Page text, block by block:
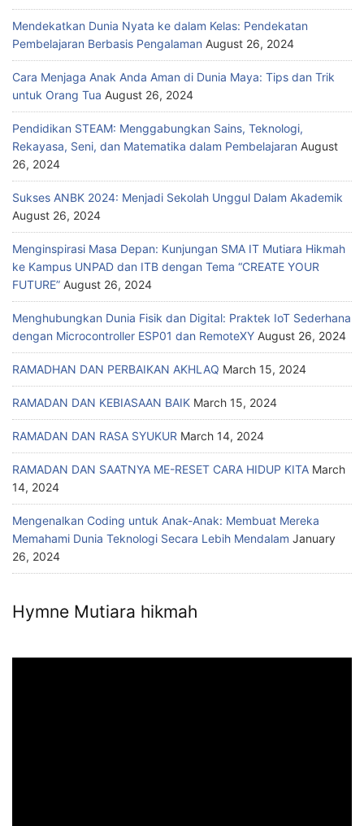
Mendekatkan Dunia Nyata ke dalam Kelas: Pendekatan
Pembelajaran Berbasis Pengalaman August 26, 2024
Cara Menjaga Anak Anda Aman di Dunia Maya: Tips dan Trik
untuk Orang Tua August 26, 2024
Pendidikan STEAM: Menggabungkan Sains, Teknologi,
Rekayasa, Seni, dan Matematika dalam Pembelajaran August
26, 2024
Sukses ANBK 2024: Menjadi Sekolah Unggul Dalam Akademik
August 26, 2024
Menginspirasi Masa Depan: Kunjungan SMA IT Mutiara Hikmah
ke Kampus UNPAD dan ITB dengan Tema “CREATE YOUR
FUTURE” August 26, 2024
Menghubungkan Dunia Fisik dan Digital: Praktek IoT Sederhana
dengan Microcontroller ESP01 dan RemoteXY August 26, 2024
RAMADHAN DAN PERBAIKAN AKHLAQ March 15, 2024
RAMADAN DAN KEBIASAAN BAIK March 15, 2024
RAMADAN DAN RASA SYUKUR March 14, 2024
RAMADAN DAN SAATNYA ME-RESET CARA HIDUP KITA March
14, 2024
Mengenalkan Coding untuk Anak-Anak: Membuat Mereka
Memahami Dunia Teknologi Secara Lebih Mendalam January
26, 2024
Hymne Mutiara hikmah